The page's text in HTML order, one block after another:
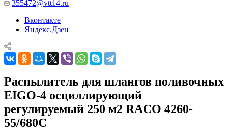
355472@vtt14.ru
Вконтакте
Яндекс.Дзен
Распылитель для шлангов поливочных
EIGO-4 осциллирующий
регулируемый 250 м2 RACO 4260-
55/680С